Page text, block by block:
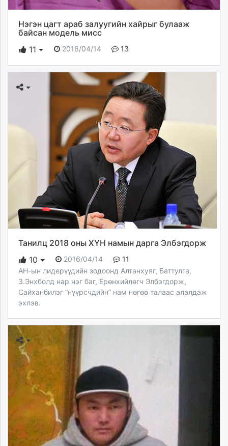
Нэгэн цагт араб залуугийн хайрыг булааж
байсан модель мисс
11
2016/04/14 13
Танилц 2018 оны ХҮН намын дарга Элбэгдорж
10
2016/04/14
11
АН-ын лидерүүдийн зодоонд Алтанхуяг, Баттулга,
З.Энхболд нар нэг баг, Ерөнхийлөгч Элбэгдорж,
Сайханбилэг “нүүрсчдийн” нам нөгөө талаас алалдаж
эхлэв.